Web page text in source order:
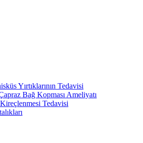
Yırtıklarının Tedavisi
Bağ Kopması Ameliyatı
Tedavisi